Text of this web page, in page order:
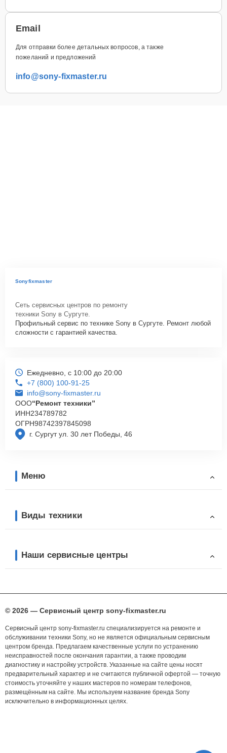
Email
Для отправки более детальных вопросов, а также
пожеланий и предложений
info@sony-fixmaster.ru
Sonyfixmaster
Сеть сервисных центров по ремонту
техники Sony в Сургуте.
Профильный сервис по технике Sony в Сургуте. Ремонт любой
сложности с гарантией качества.
г. Сургут ул. 30 лет Победы, 46
Ежедневно, с 10:00 до 20:00
+7 (800) 100-91-25
info@sony-fixmaster.ru
ООО“Ремонт техники”
ИНН234789782
ОГРН98742397845098
Меню
Виды техники
Наши сервисные центры
© 2026 — Сервисный центр sony-fixmaster.ru
Сервисный центр sony-fixmaster.ru специализируется на ремонте и
обслуживании техники Sony, но не является официальным сервисным
центром бренда. Предлагаем качественные услуги по устранению
неисправностей после окончания гарантии, а также проводим
диагностику и настройку устройств. Указанные на сайте цены носят
предварительный характер и не считаются публичной офертой — точную
стоимость уточняйте у наших мастеров по номерам телефонов,
размещённым на сайте. Мы используем название бренда Sony
исключительно в информационных целях.